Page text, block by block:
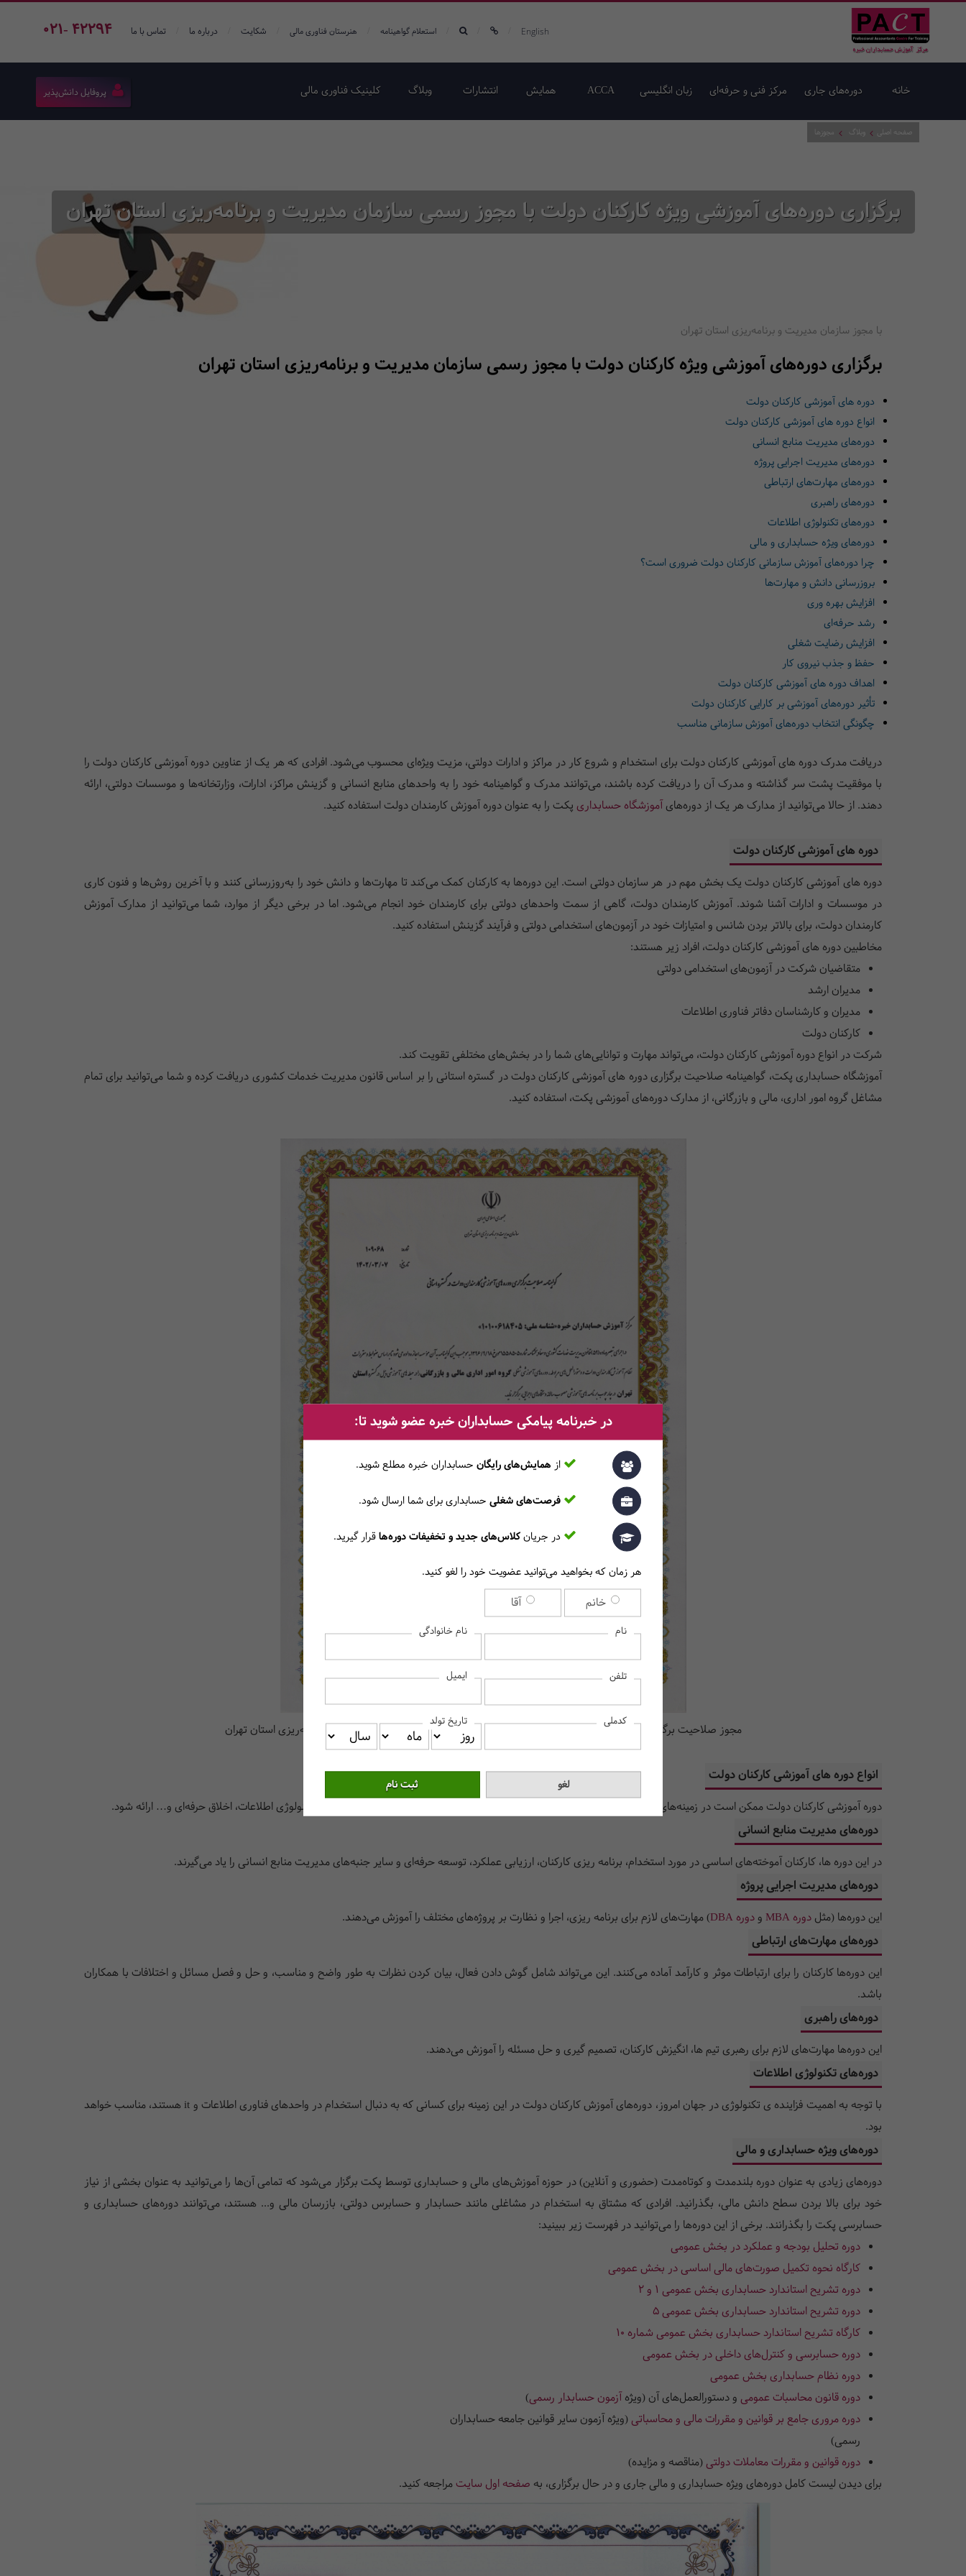
021- 42294 English استعلام گواهینامه هنرستان فناوری مالی شکایت درباره ما تماس با ما
خانه دوره‌های جاری مرکز فنی و حرفه‌ای زبان انگلیسی ACCA همایش‌ انتشارات وبلاگ کلینیک فناوری مالی پروفایل دانش‌پذیر
برگزاری دوره‌های آموزشی ویژه کارکنان دولت با مجوز رسمی سازمان مدیریت و برنامه‌ریزی استان تهران
صفحه اصلی وبلاگ مجوزها
با مجوز سازمان مدیریت و برنامه‌ریزی استان تهران
برگزاری دوره‌های آموزشی ویژه کارکنان دولت با مجوز رسمی سازمان مدیریت و برنامه‌ریزی استان تهران
دوره های آموزشی کارکنان دولت
انواع دوره های آموزشی کارکنان دولت
دوره‌های مدیریت منابع انسانی
دوره‌های مدیریت اجرایی پروژه
دوره‌های مهارت‌های ارتباطی
دوره‌های راهبری
دوره‌های تکنولوژی اطلاعات
دوره‌های ویژه حسابداری و مالی
چرا دوره‌های آموزش سازمانی کارکنان دولت ضروری است؟
بروزرسانی دانش و مهارت‌ها
افزایش بهره وری
رشد حرفه‌ای
افزایش رضایت شغلی
حفظ و جذب نیروی کار
اهداف دوره های آموزشی کارکنان دولت
تأثیر دوره‌های آموزشی بر کارایی کارکنان دولت
چگونگی انتخاب دوره‌های آموزش سازمانی مناسب
دریافت مدرک دوره های آموزشی کارکنان دولت برای استخدام و شروع کار در مراکز و ادارات دولتی، مزیت ویژه‌ای محسوب می‌شود. افرادی که هر یک از عناوین دوره آموزشی کارکنان دولت را
با موفقیت پشت سر گذاشته و مدرک آن را دریافت کرده باشند، می‌توانند مدرک و گواهینامه خود را به واحدهای منابع انسانی و گزینش مراکز، ادارات، وزارتخانه‌ها و موسسات دولتی، ارائه
دهند. از حالا می‌توانید از مدارک هر یک از دوره‌هایآموزشگاه حسابداری پکت را به عنوان دوره آموزش کارمندان دولت استفاده کنید.
دوره های آموزشی کارکنان دولت
دوره های آموزشی کارکنان دولت یک بخش مهم در هر سازمان دولتی است. این دوره‌ها به کارکنان کمک می‌کند تا مهارت‌ها و دانش خود را به‌روزرسانی کنند و با آخرین روش‌ها و فنون کاری
در موسسات و ادارات آشنا شوند. آموزش کارمندان دولت، گاهی از سمت واحدهای دولتی برای کارمندان خود انجام می‌شود. اما در برخی دیگر از موارد، شما می‌توانید از مدارک آموزش
کارمندان دولت، برای بالاتر بردن شانس و امتیازات خود در آزمون‌های استخدامی دولتی و فرآیند گزینش استفاده کنید.
مخاطبین دوره های آموزشی کارکنان دولت، افراد زیر هستند:
متقاضیان شرکت در آزمون‌های استخدامی دولتی
مدیران ارشد
مدیران و کارشناسان دفاتر فناوری اطلاعات
کارکنان دولت
شرکت در انواع دوره آموزشی کارکنان دولت، می‌تواند مهارت و توانایی‌های شما را در بخش‌های مختلفی تقویت کند.
آموزشگاه حسابداری پکت، گواهینامه صلاحیت برگزاری دوره های آموزشی کارکنان دولت در گستره استانی را بر اساس قانون مدیریت خدمات کشوری دریافت کرده و شما می‌توانید برای تمام
مشاغل گروه امور اداری، مالی و بازرگانی، از مدارک دوره‌های آموزشی پکت، استفاده کنید.
مجوز صلاحیت برگزاری دوره‌های آموزشی ویژه‌ی کارکنان دولت با مجوز رسمی از سازمان مدیریت و برنامه‌ریزی استان تهران
انواع دوره های آموزشی کارکنان دولت
دوره آموزشی کارکنان دولت ممکن است در زمینه‌های مختلفی مانند مدیریت منابع انسانی، مدیریت پروژه، مهارت‌های ارتباطی، راهبری، تکنولوژی اطلاعات، اخلاق حرفه‌ای و… ارائه شود.
دوره‌های مدیریت منابع انسانی
در این دوره ها، کارکنان آموخته‌های اساسی در مورد استخدام، برنامه ریزی کارکنان، ارزیابی عملکرد، توسعه حرفه‌ای و سایر جنبه‌های مدیریت منابع انسانی را یاد می‌گیرند.
دوره‌های مدیریت اجرایی پروژه
این دوره‌ها (مثل دوره MBA و دوره DBA ) مهارت‌های لازم برای برنامه ریزی، اجرا و نظارت بر پروژه‌های مختلف را آموزش می‌دهند.
دوره‌های مهارت‌های ارتباطی
این دوره‌ها کارکنان را برای ارتباطات موثر و کارآمد آماده می‌کنند. این می‌تواند شامل گوش دادن فعال، بیان کردن نظرات به طور واضح و مناسب، و حل و فصل مسائل و اختلافات با همکاران
باشد.
دوره‌های راهبری
این دوره‌ها مهارت‌های لازم برای رهبری تیم ها، انگیزش کارکنان، تصمیم گیری و حل مسئله را آموزش می‌دهند.
دوره‌های تکنولوژی اطلاعات
با توجه به اهمیت فزاینده ی تکنولوژی در جهان امروز، دوره‌های آموزش کارکنان دولت در این زمینه برای کسانی که به دنبال استخدام در واحدهای فناوری اطلاعات و it هستند، مناسب خواهد
بود.
دوره‌های ویژه حسابداری و مالی
دوره‌های زیادی به عنوان دوره بلندمدت و کوتاه‌مدت (حضوری و آنلاین) در حوزه آموزش‌های مالی و حسابداری توسط پکت برگزار می‌شود که تمامی آن‌ها را می‌توانید به عنوان بخشی از نیاز
خود برای بالا بردن سطح دانش مالی، بگذرانید. افرادی که مشتاق به استخدام در مشاغلی مانند حسابدار و حسابرس دولتی، بازرسان مالی و... هستند، می‌توانند دوره‌های حسابداری و
حسابرسی پکت را بگذرانند. برخی از این دوره‌ها را می‌توانید در فهرست زیر ببینید:
دوره تحلیل بودجه و عملکرد در بخش عمومی
کارگاه نحوه تکمیل صورت‌های مالی اساسی در بخش عمومی
دوره تشریح استاندارد حسابداری بخش عمومی 1 و 2
دوره تشریح استاندارد حسابداری بخش عمومی 5
کارگاه تشریح استاندارد حسابداری بخش عمومی شماره 10
دوره حسابرسی و کنترل‌های داخلی در بخش عمومی
دوره نظام حسابداری بخش عمومی
دوره قانون محاسبات عمومی و دستورالعمل‌های آن (ویژهآزمون حسابدار رسمی)
دوره مروری جامع بر قوانین و مقررات مالی و محاسباتی (ویژه آزمون سایر قوانین جامعه حسابداران
رسمی)
دوره قوانین و مقررات معاملات دولتی (مناقصه و مزایده)
برای دیدن لیست کامل دوره‌های ویژه حسابداری و مالی جاری و در حال برگزاری، به صفحه اول سایت مراجعه کنید.
در خبرنامه پیامکی حسابداران خبره عضو شوید تا:
از همایش‌های رایگان حسابداران خبره مطلع ‎شوید.
فرصت‌های شغلی حسابداری برای شما ارسال شود.
در جریانکلاس‌های جدید و تخفیفات دوره‌هاقرار گیرید.
هر زمان که بخواهید می‌توانید عضویت خود را لغو کنید.
خانم آقا
نام نام خانوادگی
تلفن ایمیل
کدملی تاریخ تولد